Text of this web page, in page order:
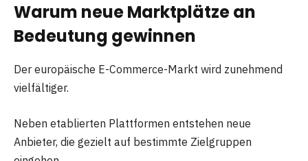
Warum neue Marktplätze an
Bedeutung gewinnen
Der europäische E-Commerce-Markt wird zunehmend
vielfältiger.
Neben etablierten Plattformen entstehen neue
Anbieter, die gezielt auf bestimmte Zielgruppen